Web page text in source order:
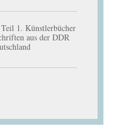
Teil 1. Künstlerbücher
aus der DDR